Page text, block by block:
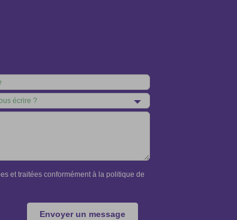
et traitées conformément à la politique de
Envoyer un message